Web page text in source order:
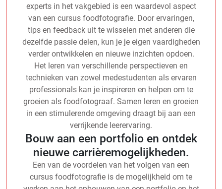
experts in het vakgebied is een waardevol aspect
van een cursus foodfotografie. Door ervaringen,
tips en feedback uit te wisselen met anderen die
dezelfde passie delen, kun je je eigen vaardigheden
verder ontwikkelen en nieuwe inzichten opdoen.
Het leren van verschillende perspectieven en
technieken van zowel medestudenten als ervaren
professionals kan je inspireren en helpen om te
groeien als foodfotograaf. Samen leren en groeien
in een stimulerende omgeving draagt bij aan een
verrijkende leerervaring.
Bouw aan een portfolio en ontdek
nieuwe carrièremogelijkheden.
Een van de voordelen van het volgen van een
cursus foodfotografie is de mogelijkheid om te